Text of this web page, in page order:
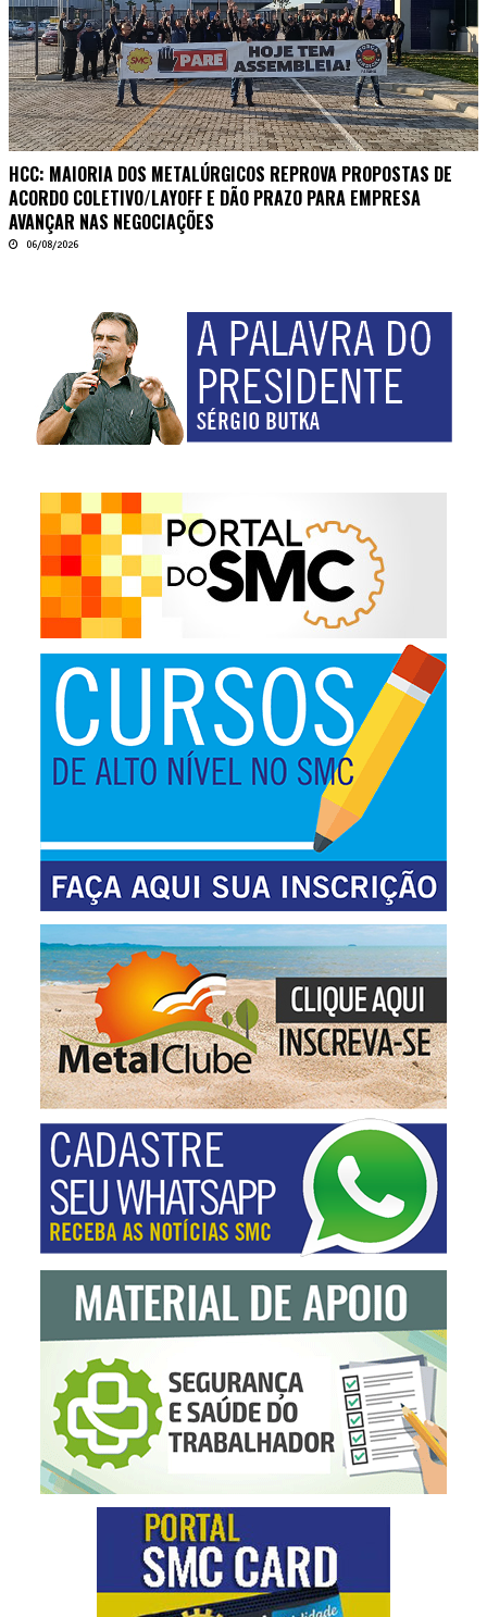
HCC: MAIORIA DOS METALÚRGICOS REPROVA PROPOSTAS DE
ACORDO COLETIVO/LAYOFF E DÃO PRAZO PARA EMPRESA
AVANÇAR NAS NEGOCIAÇÕES
06/08/2026